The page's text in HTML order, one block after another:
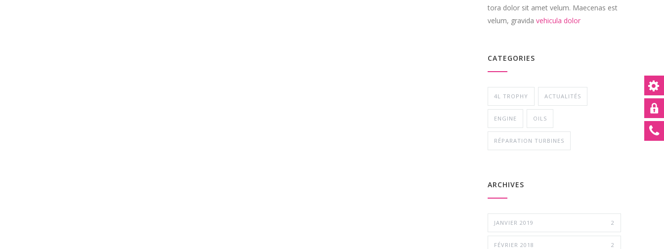
tora dolor sit amet velum. Maecenas est
velum, gravida vehicula dolor
CATEGORIES
4L TROPHY ACTUALITÉS
ENGINE OILS
RÉPARATION TURBINES
ARCHIVES
JANVIER 2019 2
FÉVRIER 2018 2